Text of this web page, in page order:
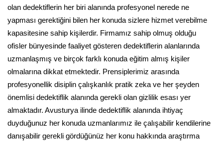
olan dedektiflerin her biri alanında profesyonel nerede ne
yapması gerektiğini bilen her konuda sizlere hizmet verebilme
kapasitesine sahip kişilerdir. Firmamız sahip olmuş olduğu
ofisler bünyesinde faaliyet gösteren dedektiflerin alanlarında
uzmanlaşmış ve birçok farklı konuda eğitim almış kişiler
olmalarına dikkat etmektedir. Prensiplerimiz arasında
profesyonellik disiplin çalışkanlık pratik zeka ve her şeyden
önemlisi dedektiflik alanında gerekli olan gizlilik esası yer
almaktadır. Avusturya ilinde dedektiflik alanında ihtiyaç
duyduğunuz her konuda uzmanlarımız ile çalışabilir kendilerine
danışabilir gerekli gördüğünüz her konu hakkında araştırma